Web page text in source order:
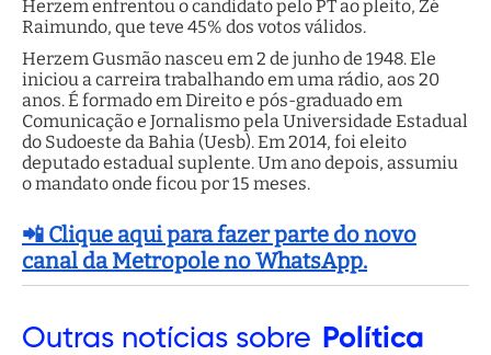
Herzem enfrentou o candidato pelo PT ao pleito, Zé
Raimundo, que teve 45% dos votos válidos.
Herzem Gusmão nasceu em 2 de junho de 1948. Ele
iniciou a carreira trabalhando em uma rádio, aos 20
anos. É formado em Direito e pós-graduado em
Comunicação e Jornalismo pela Universidade Estadual
do Sudoeste da Bahia (Uesb). Em 2014, foi eleito
deputado estadual suplente. Um ano depois, assumiu
o mandato onde ficou por 15 meses.
📲 Clique aqui para fazer parte do novo
canal da Metropole no WhatsApp.
Outras notícias sobre Política